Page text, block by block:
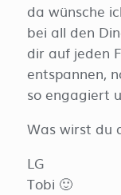
da wünsche
bei all den
dir auf jeden
entspannen,
so engagiert
Was wirst du
LG
Tobi 🙂